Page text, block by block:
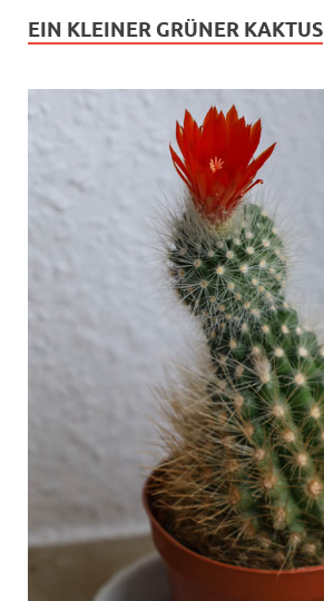
EIN KLEINER GRÜNER KAKTUS